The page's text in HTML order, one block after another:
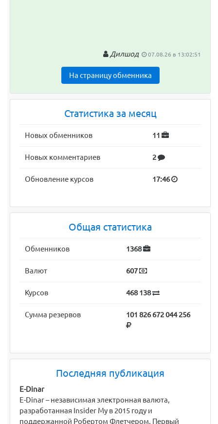
Дилшод 07.08.26 в 13:02:51
На страницу обменника
Статистика за месяц
Новых обменников 11
Новых комментариев 2
Обновление курсов 17:46
Общая статистика
Обменников 1368
Валют 607
Курсов 468 138
Сумма резервов 101 826 672 044 256
Последняя публикация
E-Dinar
E-Dinar – независимая электронная валюта,
разработанная Insider My в 2015 году и
поддержанной Робертом Флетчером. Первый